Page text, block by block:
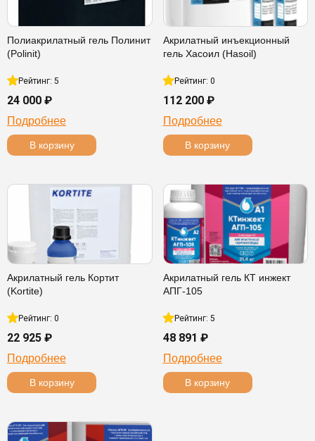
Полиакрилатный гель Полинит
(Polinit)
Рейтинг: 5
24 000 ₽
Подробнее
В корзину
Акрилатный инъекционный
гель Хасоил (Hasoil)
Рейтинг: 0
112 200 ₽
Подробнее
В корзину
Акрилатный гель Кортит
(Kortite)
Рейтинг: 0
22 925 ₽
Подробнее
В корзину
Акрилатный гель КТ инжект
АПГ-105
Рейтинг: 5
48 891 ₽
Подробнее
В корзину